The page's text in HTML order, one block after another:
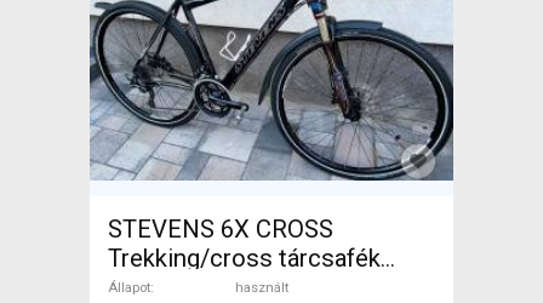
STEVENS 6X CROSS
Trekking/cross tárcsafék
használt ELADÓ
Állapot
használt